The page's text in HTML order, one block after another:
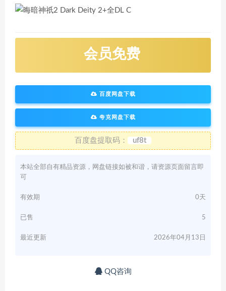
会员免费
百度网盘下载
夸克网盘下载
百度盘提取码： uf8t
本站全部自有精品资源，网盘链接如被和谐，请资源页面留言即
可
有效期 0天
已售 5
最近更新 2026年04月13日
QQ咨询